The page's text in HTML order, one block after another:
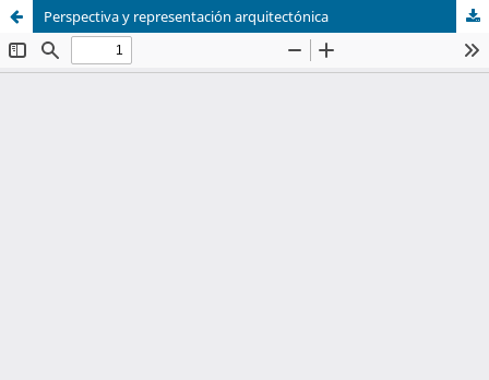
Perspectiva y representación arquitectónica